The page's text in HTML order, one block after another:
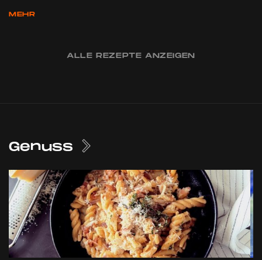
MEHR
ALLE REZEPTE ANZEIGEN
Genuss